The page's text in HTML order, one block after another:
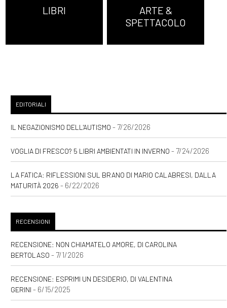
LIBRI
ARTE &
SPETTACOLO
EDITORIALI
IL NEGAZIONISMO DELL'AUTISMO - 7/26/2026
VOGLIA DI FRESCO? 5 LIBRI AMBIENTATI IN INVERNO - 7/24/2026
LA FATICA: RIFLESSIONI SUL BRANO DI MARIO CALABRESI, DALLA
MATURITÀ 2026 - 6/22/2026
RECENSIONI
RECENSIONE: NON CHIAMATELO AMORE, DI CAROLINA
BERTOLASO - 7/1/2026
RECENSIONE: ESPRIMI UN DESIDERIO, DI VALENTINA
GERINI - 6/15/2025